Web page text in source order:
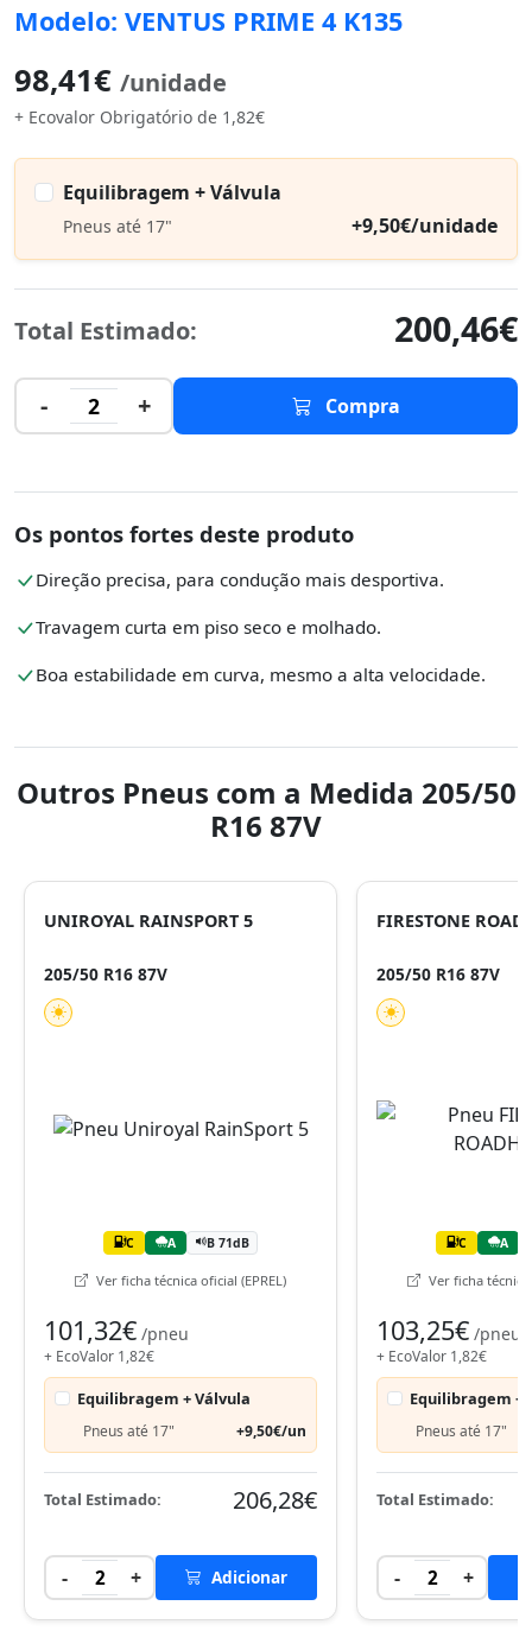
Modelo: VENTUS PRIME 4 K135
98,41€ /unidade
+ Ecovalor Obrigatório de 1,82€
Equilibragem + Válvula
Pneus até 17" +9,50€/unidade
Total Estimado: 200,46€
- 2 + Compra
Os pontos fortes deste produto
Direção precisa, para condução mais desportiva.
Travagem curta em piso seco e molhado.
Boa estabilidade em curva, mesmo a alta velocidade.
Outros Pneus com a Medida 205/50
R16 87V
UNIROYAL RAINSPORT 5
205/50 R16 87V
C A B 71dB
Ver ficha técnica oficial (EPREL)
101,32€ /pneu
+ EcoValor 1,82€
Equilibragem + Válvula
Pneus até 17" +9,50€/un
Total Estimado: 206,28€
- 2 + Adicionar
FIRESTONE
205/50 R16 87V
C A
Ver ficha técnica
103,25€ /pneu
+ EcoValor 1,82€
Equilibragem +
Pneus até 17"
Total Estimado:
- 2 +